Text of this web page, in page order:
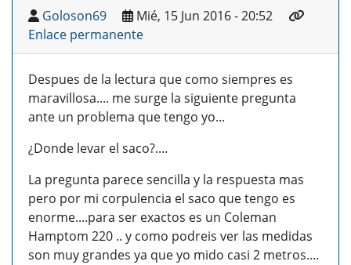
Goloson69
Mié, 15 Jun 2016 - 20:52
Enlace permanente
Despues de la lectura que como siempres es
maravillosa.... me surge la siguiente pregunta
ante un problema que tengo yo...
¿Donde levar el saco?....
La pregunta parece sencilla y la respuesta mas
pero por mi corpulencia el saco que tengo es
enorme....para ser exactos es un Coleman
Hamptom 220 .. y como podreis ver las medidas
son muy grandes ya que yo mido casi 2 metros....